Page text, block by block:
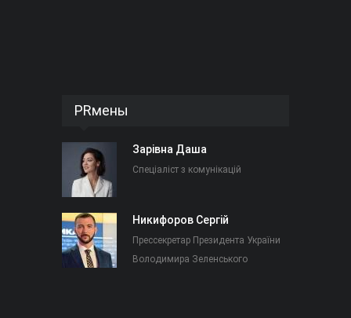
PRмены
Зарівна Даша
Спеціаліст з комунікацій
Никифоров Сергій
Прессекретар Президента України
Володимира Зеленського